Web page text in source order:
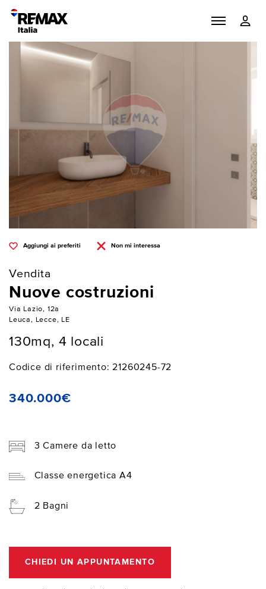
Aggiungi ai preferiti Non mi interessa
Vendita
Nuove costruzioni
Via Lazio, 12a
Leuca, Lecce, LE
130mq, 4 locali
Codice di riferimento: 21260245-72
340.000€
3 Camere da letto
Classe energetica A4
2 Bagni
CHIEDI UN APPUNTAMENTO